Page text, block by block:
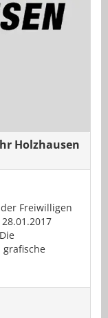
Holzhausen
Freiwilligen